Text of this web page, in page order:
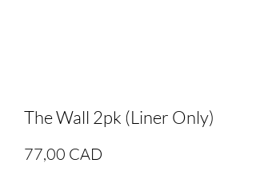
The Wall 2pk (Liner Only)
77,00 CAD